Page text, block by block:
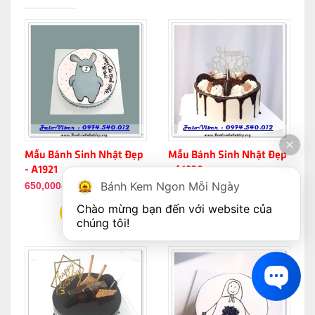
Mẫu Bánh Sinh Nhật Đẹp
- A1921
650,000đ
Mẫu Bánh Sinh Nhật Đẹp
- A1920
600,000đ
Bánh Kem Ngon Mỗi Ngày
Chào mừng bạn đến với website của
chúng tôi!